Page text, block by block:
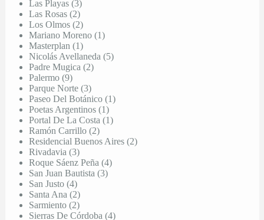
Las Playas (3)
Las Rosas (2)
Los Olmos (2)
Mariano Moreno (1)
Masterplan (1)
Nicolás Avellaneda (5)
Padre Mugica (2)
Palermo (9)
Parque Norte (3)
Paseo Del Botánico (1)
Poetas Argentinos (1)
Portal De La Costa (1)
Ramón Carrillo (2)
Residencial Buenos Aires (2)
Rivadavia (3)
Roque Sáenz Peña (4)
San Juan Bautista (3)
San Justo (4)
Santa Ana (2)
Sarmiento (2)
Sierras De Córdoba (4)